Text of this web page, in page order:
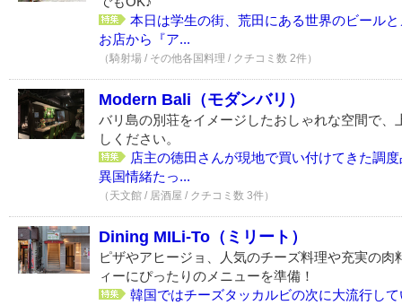
本日は学生の街、荒田にある世界のビール
お店から『ア...
（騎射場 / その他各国料理 / クチコミ数 2件）
Modern Bali（モダンバリ）
バリ島の別荘をイメージしたおしゃれな空間で、
しください。
店主の徳田さんが現地で買い付けてきた調
異国情緒たっ...
（天文館 / 居酒屋 / クチコミ数 3件）
Dining MILi-To（ミリート）
ピザやアヒージョ、人気のチーズ料理や充実の肉
ィーにぴったりのメニューを準備！
韓国ではチーズタッカルビの次に大流行し